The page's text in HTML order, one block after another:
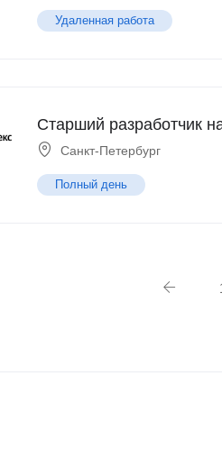
Удаленная работа
Старший разработчик
Санкт-Петербург
Полный день